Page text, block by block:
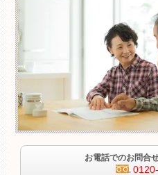
お電話でのお問合